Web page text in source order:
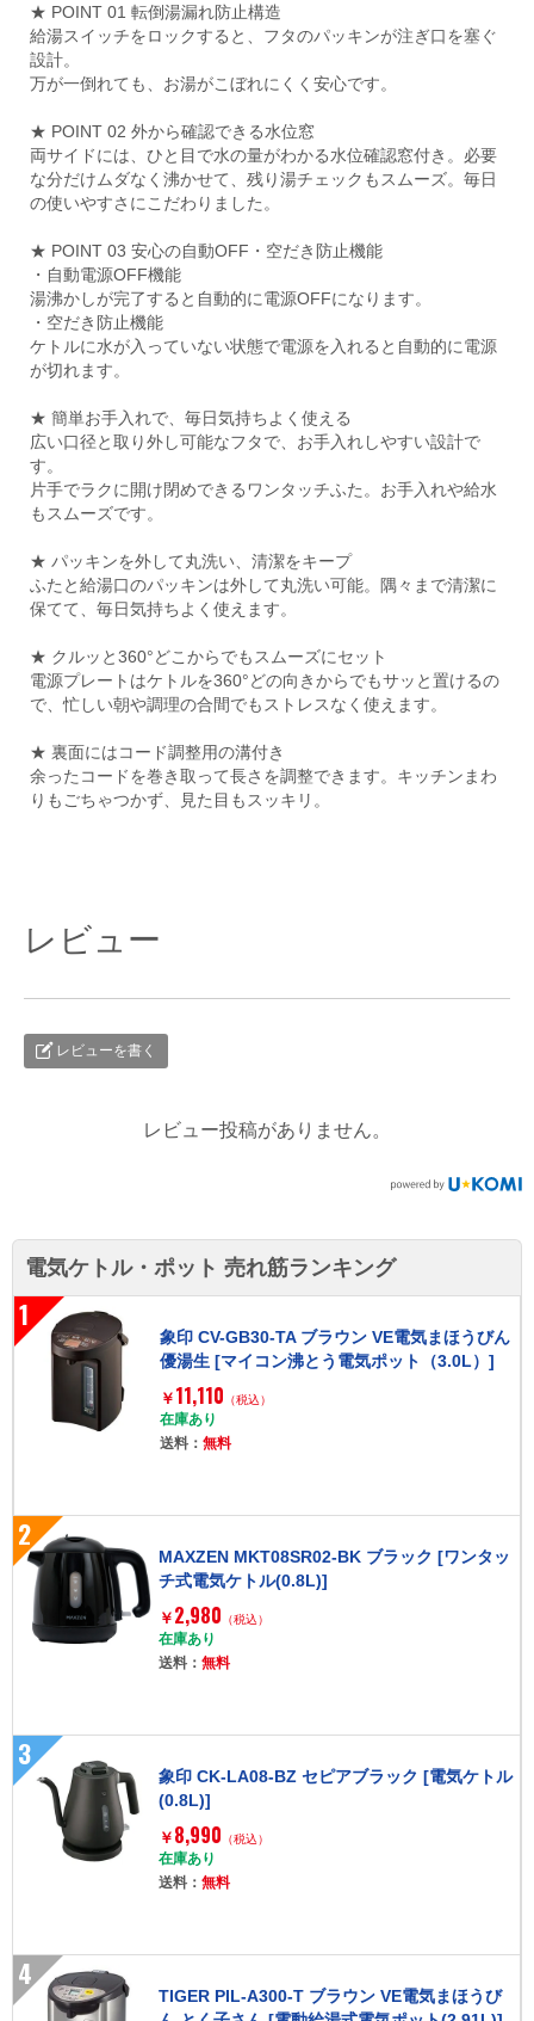
★ POINT 01 転倒湯漏れ防止構造
給湯スイッチをロックすると、フタのパッキンが注ぎ口を塞ぐ
設計。
万が一倒れても、お湯がこぼれにくく安心です。
★ POINT 02 外から確認できる水位窓
両サイドには、ひと目で水の量がわかる水位確認窓付き。必要
な分だけムダなく沸かせて、残り湯チェックもスムーズ。毎日
の使いやすさにこだわりました。
★ POINT 03 安心の自動OFF・空だき防止機能
・自動電源OFF機能
湯沸かしが完了すると自動的に電源OFFになります。
・空だき防止機能
ケトルに水が入っていない状態で電源を入れると自動的に電源
が切れます。
★ 簡単お手入れで、毎日気持ちよく使える
広い口径と取り外し可能なフタで、お手入れしやすい設計で
す。
片手でラクに開け閉めできるワンタッチふた。お手入れや給水
もスムーズです。
★ パッキンを外して丸洗い、清潔をキープ
ふたと給湯口のパッキンは外して丸洗い可能。隅々まで清潔に
保てて、毎日気持ちよく使えます。
★ クルッと360°どこからでもスムーズにセット
電源プレートはケトルを360°どの向きからでもサッと置けるの
で、忙しい朝や調理の合間でもストレスなく使えます。
★ 裏面にはコード調整用の溝付き
余ったコードを巻き取って長さを調整できます。キッチンまわ
りもごちゃつかず、見た目もスッキリ。
レビュー
レビューを書く
レビュー投稿がありません。
電気ケトル・ポット 売れ筋ランキング
1
象印 CV-GB30-TA ブラウン VE電気まほうびん
優湯生 [マイコン沸とう電気ポット（3.0L）]
￥ 11,110 （税込）
在庫あり
送料：無料
2
MAXZEN MKT08SR02-BK ブラック [ワンタッ
チ式電気ケトル(0.8L)]
￥ 2,980 （税込）
在庫あり
送料：無料
3
象印 CK-LA08-BZ セピアブラック [電気ケトル
(0.8L)]
￥ 8,990 （税込）
在庫あり
送料：無料
4
TIGER PIL-A300-T ブラウン VE電気まほうび